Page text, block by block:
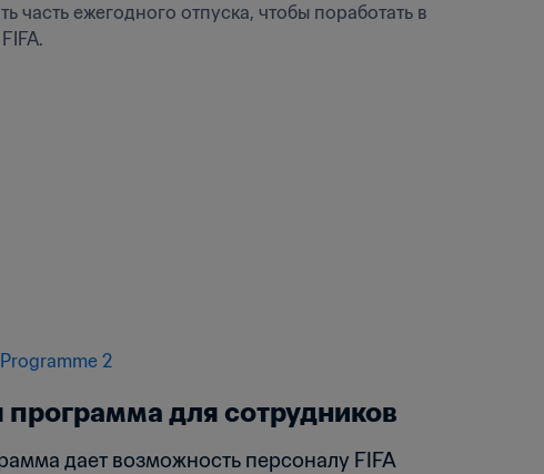
часть ежегодного отпуска, чтобы поработать в
программа для сотрудников
дает возможность персоналу FIFA